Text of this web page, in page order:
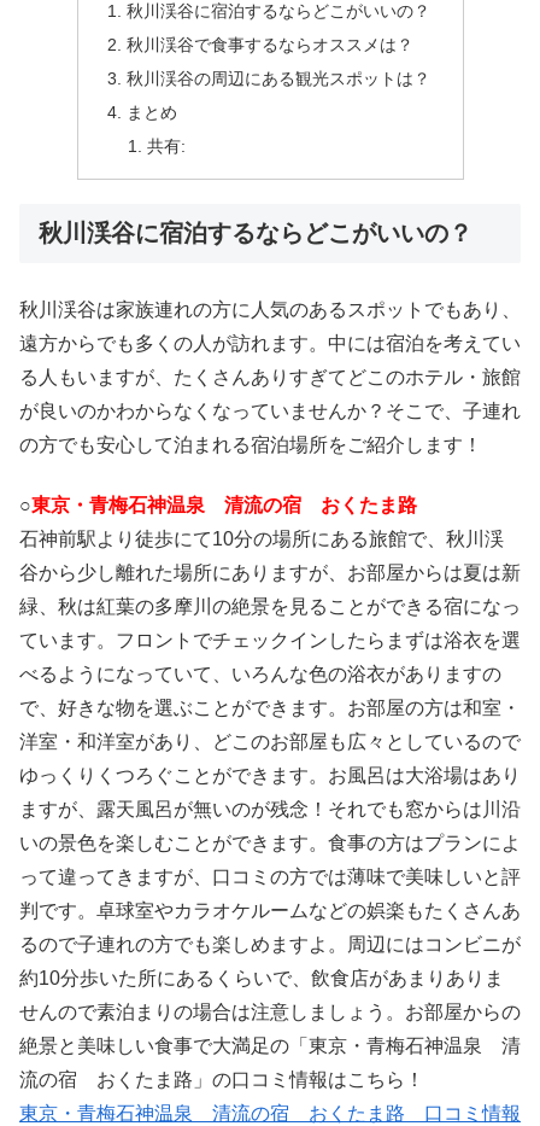
秋川渓谷に宿泊するならどこがいいの？
秋川渓谷で食事するならオススメは？
秋川渓谷の周辺にある観光スポットは？
まとめ
共有:
秋川渓谷に宿泊するならどこがいいの？
秋川渓谷は家族連れの方に人気のあるスポットでもあり、
遠方からでも多くの人が訪れます。中には宿泊を考えてい
る人もいますが、たくさんありすぎてどこのホテル・旅館
が良いのかわからなくなっていませんか？そこで、子連れ
の方でも安心して泊まれる宿泊場所をご紹介します！
○東京・青梅石神温泉 清流の宿 おくたま路
石神前駅より徒歩にて10分の場所にある旅館で、秋川渓
谷から少し離れた場所にありますが、お部屋からは夏は新
緑、秋は紅葉の多摩川の絶景を見ることができる宿になっ
ています。フロントでチェックインしたらまずは浴衣を選
べるようになっていて、いろんな色の浴衣がありますの
で、好きな物を選ぶことができます。お部屋の方は和室・
洋室・和洋室があり、どこのお部屋も広々としているので
ゆっくりくつろぐことができます。お風呂は大浴場はあり
ますが、露天風呂が無いのが残念！それでも窓からは川沿
いの景色を楽しむことができます。食事の方はプランによ
って違ってきますが、口コミの方では薄味で美味しいと評
判です。卓球室やカラオケルームなどの娯楽もたくさんあ
るので子連れの方でも楽しめますよ。周辺にはコンビニが
約10分歩いた所にあるくらいで、飲食店があまりありま
せんので素泊まりの場合は注意しましょう。お部屋からの
絶景と美味しい食事で大満足の「東京・青梅石神温泉 清
流の宿 おくたま路」の口コミ情報はこちら！
東京・青梅石神温泉 清流の宿 おくたま路 口コミ情報